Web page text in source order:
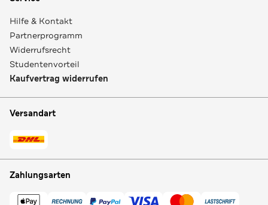
Hilfe & Kontakt
Partnerprogramm
Widerrufsrecht
Studentenvorteil
Kaufvertrag widerrufen
Versandart
Zahlungsarten